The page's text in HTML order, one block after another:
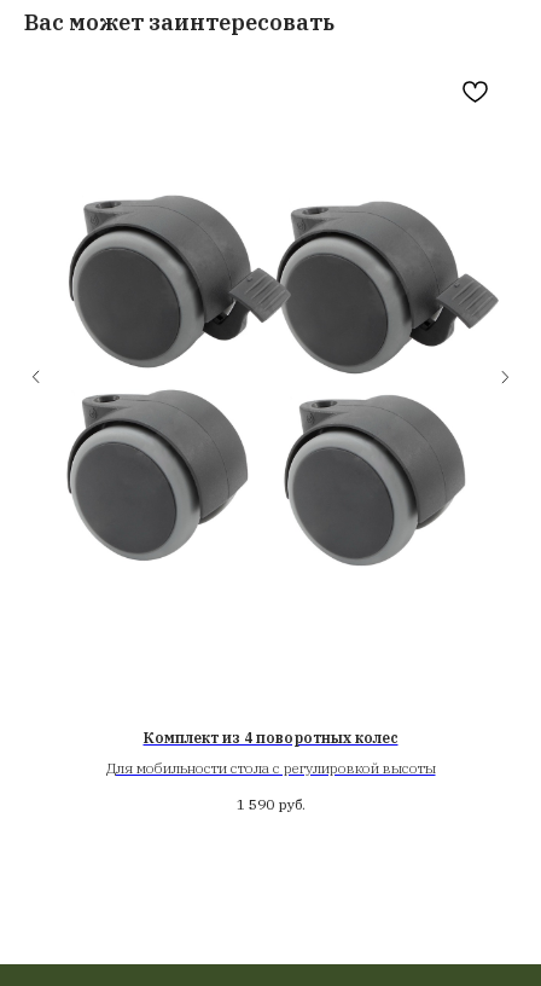
Вас может заинтересовать
Комплект из 4 поворотных колес
Для мобильности стола с регулировкой высоты
1 590 руб.